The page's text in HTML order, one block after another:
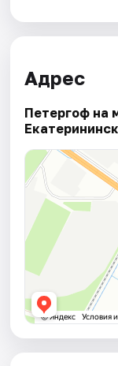
Адрес
Петергоф на